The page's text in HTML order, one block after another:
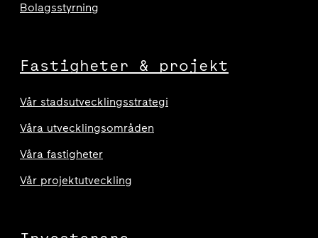
Bolagsstyrning
Fastigheter & projekt
Vår stadsutvecklingsstrategi
Våra utvecklingsområden
Våra fastigheter
Vår projektutveckling